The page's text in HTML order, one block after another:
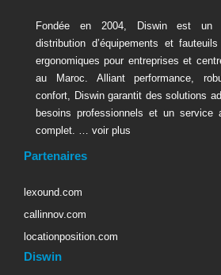
Fondée en 2004, Diswin est un
distribution d’équipements et
ergonomiques pour entreprises et
au Maroc. Alliant performance,
confort, Diswin garantit des solutions
besoins professionnels et un service
complet. … voir plus
Partenaires
lexound.com
callinnov.com
locationposition.com
Diswin